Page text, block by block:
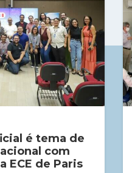
é tema de
com
ECE de Paris